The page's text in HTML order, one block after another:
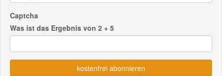
Captcha
Was ist das Ergebnis von 2 + 5
kostenfrei abonnieren